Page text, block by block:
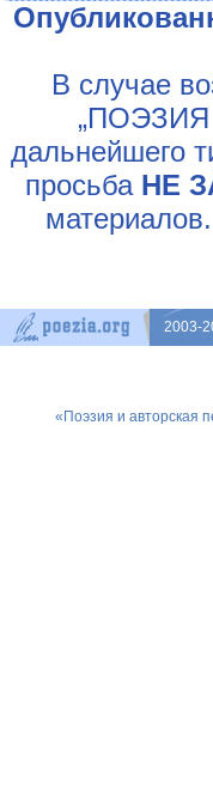
В случае
„ПОЭЗИЯ
дальнейшего
просьба НЕ
2003-
«Поэзия и авторская